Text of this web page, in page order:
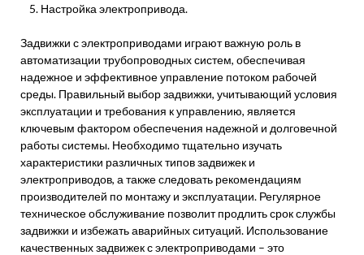
Настройка электропривода.
Задвижки с электроприводами играют важную роль в
автоматизации трубопроводных систем, обеспечивая
надежное и эффективное управление потоком рабочей
среды. Правильный выбор задвижки, учитывающий условия
эксплуатации и требования к управлению, является
ключевым фактором обеспечения надежной и долговечной
работы системы. Необходимо тщательно изучать
характеристики различных типов задвижек и
электроприводов, а также следовать рекомендациям
производителей по монтажу и эксплуатации. Регулярное
техническое обслуживание позволит продлить срок службы
задвижки и избежать аварийных ситуаций. Использование
качественных задвижек с электроприводами – это